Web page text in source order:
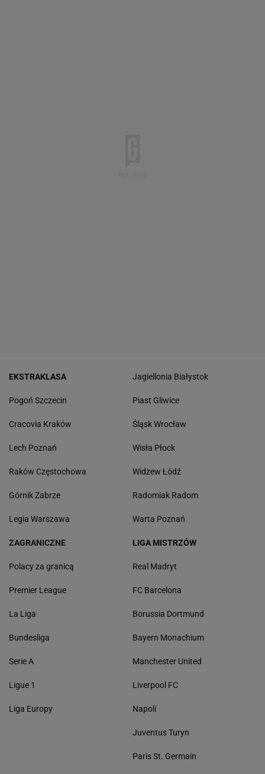
EKSTRAKLASA
Pogoń Szczecin
Cracovia Kraków
Lech Poznań
Raków Częstochowa
Górnik Zabrze
Legia Warszawa
Jagiellonia Białystok
Piast Gliwice
Śląsk Wrocław
Wisła Płock
Widzew Łódź
Radomiak Radom
Warta Poznań
ZAGRANICZNE
Polacy za granicą
Premier League
La Liga
Bundesliga
Serie A
Ligue 1
Liga Europy
LIGA MISTRZÓW
Real Madryt
FC Barcelona
Borussia Dortmund
Bayern Monachium
Manchester United
Liverpool FC
Napoli
Juventus Turyn
Paris St. Germain